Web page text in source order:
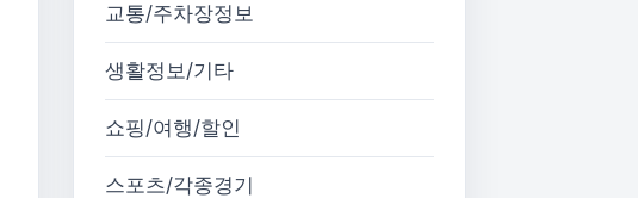
교통/주차장정보
생활정보/기타
쇼핑/여행/할인
스포츠/각종경기